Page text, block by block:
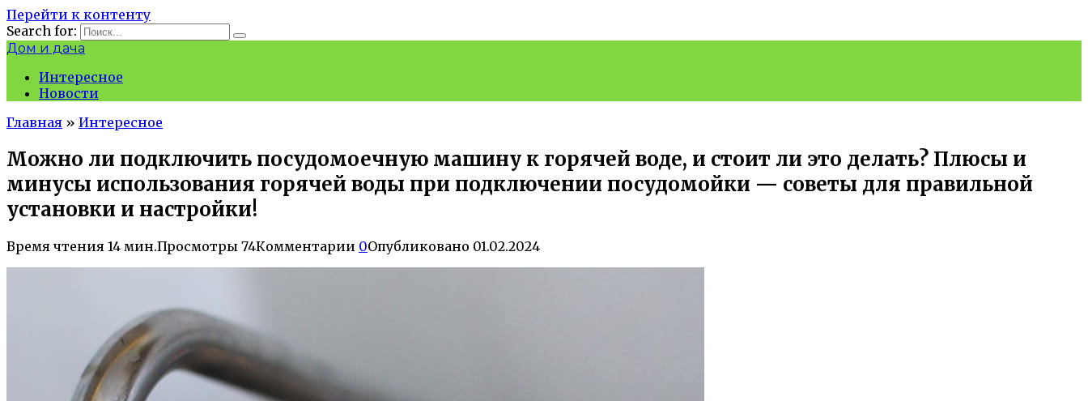
Перейти к контенту
Search for:
Дом и дача
Интересное
Новости
Главная » Интересное
Можно ли подключить посудомоечную машину к горячей воде, и стоит ли это делать? Плюсы и
минусы использования горячей воды при подключении посудомойки — советы для правильной
установки и настройки!
Время чтения 14 мин.Просмотры 74Комментарии 0Опубликовано 01.02.2024